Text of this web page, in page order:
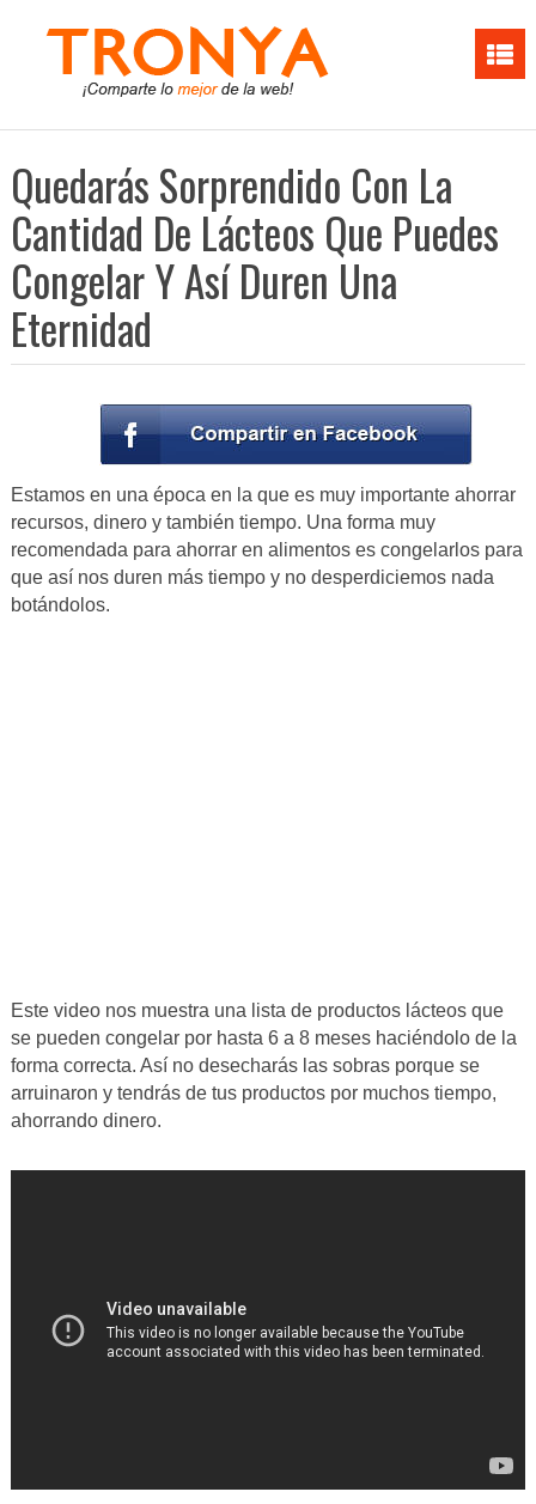
Quedarás Sorprendido Con La
Cantidad De Lácteos Que Puedes
Congelar Y Así Duren Una
Eternidad
Estamos en una época en la que es muy importante ahorrar
recursos, dinero y también tiempo. Una forma muy
recomendada para ahorrar en alimentos es congelarlos para
que así nos duren más tiempo y no desperdiciemos nada
botándolos.
Este video nos muestra una lista de productos lácteos que
se pueden congelar por hasta 6 a 8 meses haciéndolo de la
forma correcta. Así no desecharás las sobras porque se
arruinaron y tendrás de tus productos por muchos tiempo,
ahorrando dinero.